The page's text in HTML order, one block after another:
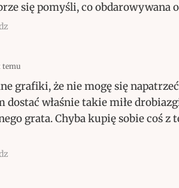
się pomyśli, co obdarowywana
temu
grafiki, że nie mogę się napatrzeć
dostać właśnie takie miłe
grata. Chyba kupię sobie coś z